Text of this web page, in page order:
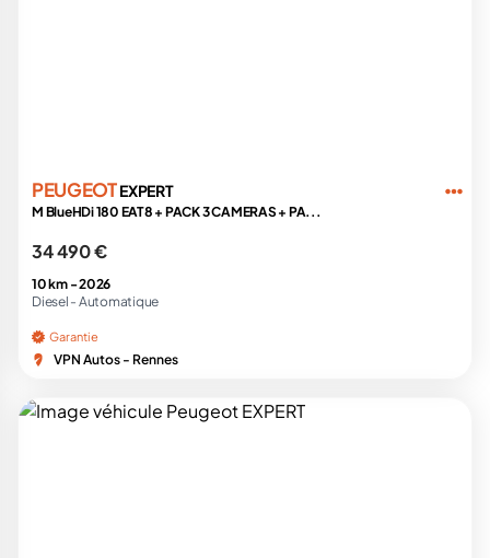
PEUGEOTEXPERT
M BlueHDi 180 EAT8 + PACK 3 CAMERAS + PA...
34 490 €
10 km -2026
Diesel - Automatique
Garantie
VPN Autos - Rennes